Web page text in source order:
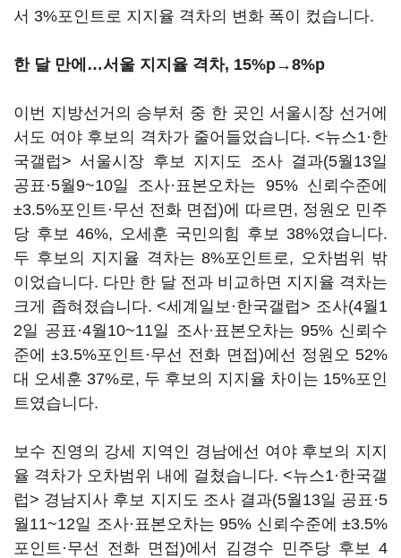
서 3%포인트로 지지율 격차의 변화 폭이 컸습니다.
한 달 만에…서울 지지율 격차, 15%p→8%p
이번 지방선거의 승부처 중 한 곳인 서울시장 선거에
서도 여야 후보의 격차가 줄어들었습니다. <뉴스1·한
국갤럽> 서울시장 후보 지지도 조사 결과(5월13일
공표·5월9~10일 조사·표본오차는 95% 신뢰수준에
±3.5%포인트·무선 전화 면접)에 따르면, 정원오 민주
당 후보 46%, 오세훈 국민의힘 후보 38%였습니다.
두 후보의 지지율 격차는 8%포인트로, 오차범위 밖
이었습니다. 다만 한 달 전과 비교하면 지지율 격차는
크게 좁혀졌습니다. <세계일보·한국갤럽> 조사(4월1
2일 공표·4월10~11일 조사·표본오차는 95% 신뢰수
준에 ±3.5%포인트·무선 전화 면접)에선 정원오 52%
대 오세훈 37%로, 두 후보의 지지율 차이는 15%포인
트였습니다.
보수 진영의 강세 지역인 경남에선 여야 후보의 지지
율 격차가 오차범위 내에 걸쳤습니다. <뉴스1·한국갤
럽> 경남지사 후보 지지도 조사 결과(5월13일 공표·5
월11~12일 조사·표본오차는 95% 신뢰수준에 ±3.5%
포인트·무선 전화 면접)에서 김경수 민주당 후보 4